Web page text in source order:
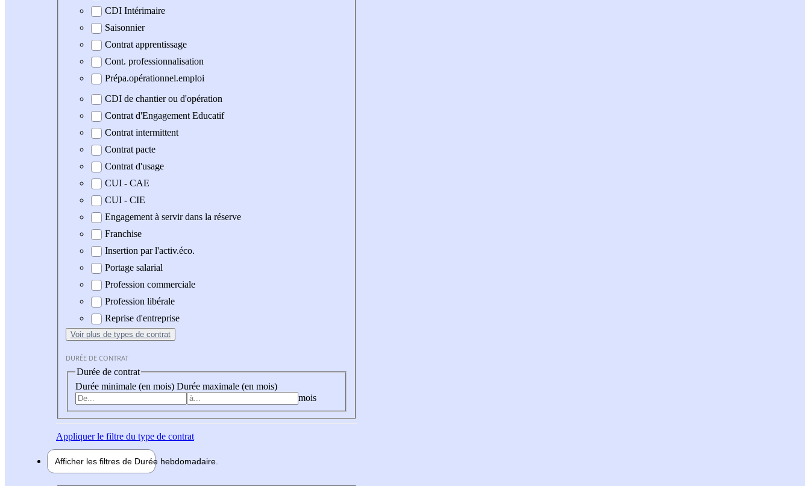
CDI Intérimaire
Saisonnier
Contrat apprentissage
Cont. professionnalisation
Prépa.opérationnel.emploi
CDI de chantier ou d'opération
Contrat d'Engagement Educatif
Contrat intermittent
Contrat pacte
Contrat d'usage
CUI - CAE
CUI - CIE
Engagement à servir dans la réserve
Franchise
Insertion par l'activ.éco.
Portage salarial
Profession commerciale
Profession libérale
Reprise d'entreprise
Voir plus de types de contrat
DURÉE DE CONTRAT
Durée de contrat
Durée minimale (en mois) Durée maximale (en mois)
mois
Appliquerle filtre du type de contrat
Afficher les filtres de Durée hebdomadaire